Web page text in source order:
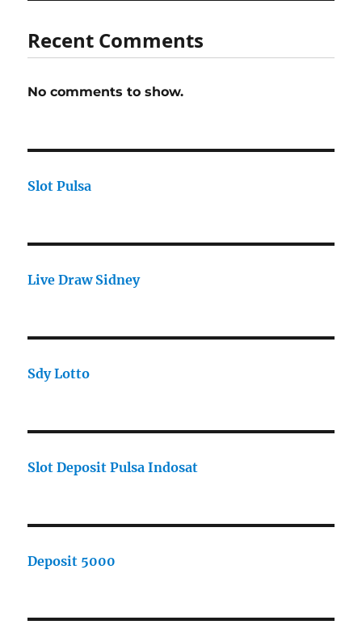
Recent Comments
No comments to show.
Slot Pulsa
Live Draw Sidney
Sdy Lotto
Slot Deposit Pulsa Indosat
Deposit 5000